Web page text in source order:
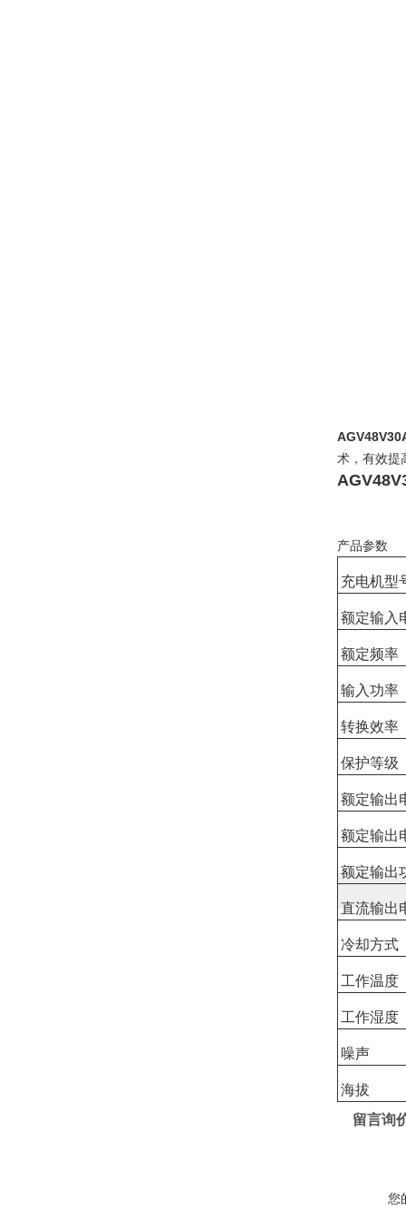
术，有效提
产品参数
充电机型
额定输入
额定频率
输入功率
转换效率
保护等级
额定输出
额定输出
额定输出
直流输出
冷却方式
工作温度
工作湿度
噪声
海拔
留言询
您